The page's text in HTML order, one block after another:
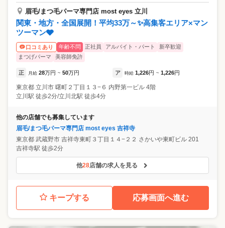
眉毛/まつ毛パーマ専門店 most eyes 立川
関東・地方・全国展開！平均33万～✨高集客エリア×マン
ツーマン🩶
口コミあり 年齢不問 正社員 アルバイト・パート
新卒歓迎
まつげパーマ
美容師免許
正 月給 28万円 ~ 50万円 ア 時給 1,226円 ~ 1,226円
東京都 立川市 曙町２丁目１３−６ 内野第一ビル 4階
立川駅 徒歩2分/立川北駅 徒歩4分
他の店舗でも募集しています
眉毛/まつ毛パーマ専門店 most eyes 吉祥寺
東京都 武蔵野市 吉祥寺東町３丁目１４−２２ さかいや東町ビル 201
吉祥寺駅 徒歩2分
他28店舗の求人を見る
キープする 応募画面へ進む